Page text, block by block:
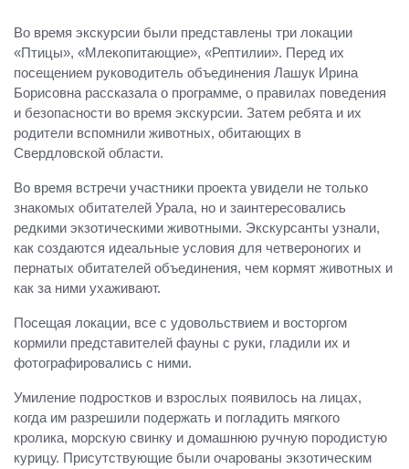
Во время экскурсии были представлены три локации
«Птицы», «Млекопитающие», «Рептилии». Перед их
посещением руководитель объединения Лашук Ирина
Борисовна рассказала о программе, о правилах поведения
и безопасности во время экскурсии. Затем ребята и их
родители вспомнили животных, обитающих в
Свердловской области.
Во время встречи участники проекта увидели не только
знакомых обитателей Урала, но и заинтересовались
редкими экзотическими животными. Экскурсанты узнали,
как создаются идеальные условия для четвероногих и
пернатых обитателей объединения, чем кормят животных и
как за ними ухаживают.
Посещая локации, все с удовольствием и восторгом
кормили представителей фауны с руки, гладили их и
фотографировались с ними.
Умиление подростков и взрослых появилось на лицах,
когда им разрешили подержать и погладить мягкого
кролика, морскую свинку и домашнюю ручную породистую
курицу. Присутствующие были очарованы экзотическим